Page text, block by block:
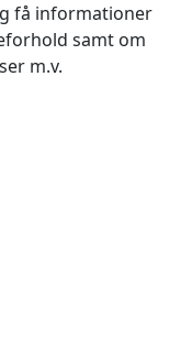
få informationer
samt om
m.v.